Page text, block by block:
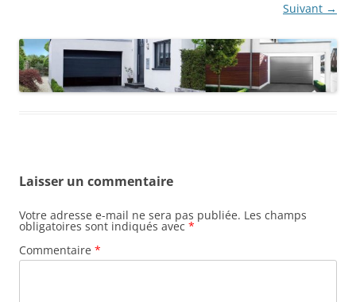
Suivant →
Laisser un commentaire
Votre adresse e-mail ne sera pas publiée. Les champs
obligatoires sont indiqués avec *
Commentaire *